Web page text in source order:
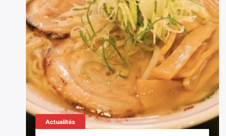
Actualités